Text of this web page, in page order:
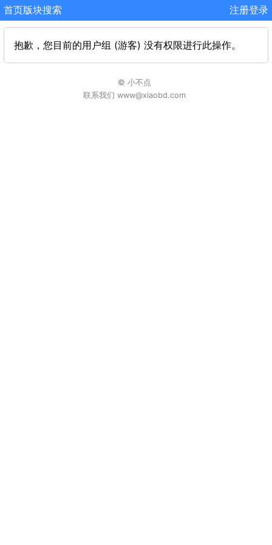
首页版块搜索 注册登录
抱歉，您目前的用户组 (游客) 没有权限进行此操作。
© 小不点
联系我们 www@xiaobd.com